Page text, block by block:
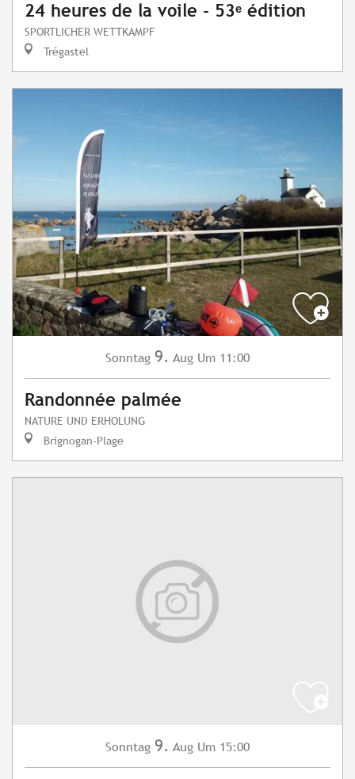
24 heures de la voile - 53ᵉ édition
SPORTLICHER WETTKAMPF
Trégastel
Sonntag 9. Aug Um 11:00
Randonnée palmée
NATURE UND ERHOLUNG
Brignogan-Plage
Sonntag 9. Aug Um 15:00